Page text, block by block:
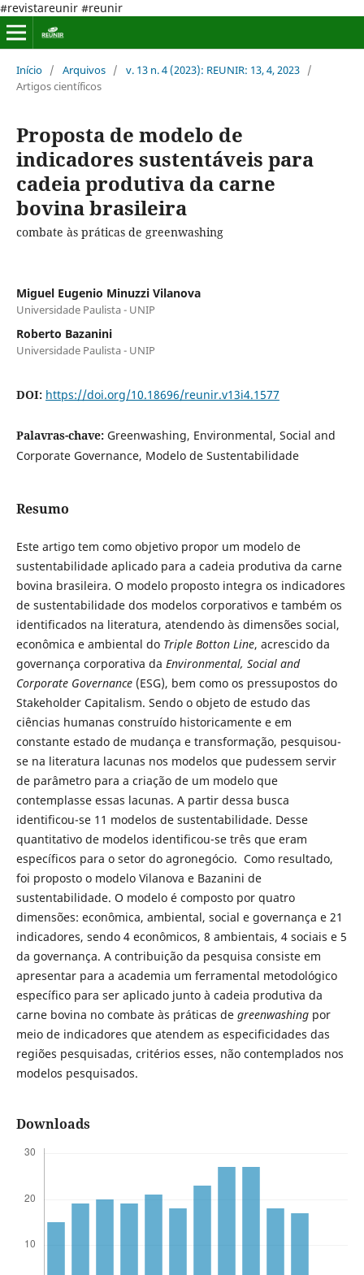
#revistareunir #reunir
Início / Arquivos / v. 13 n. 4 (2023): REUNIR: 13, 4, 2023 /
Artigos científicos
Proposta de modelo de
indicadores sustentáveis para
cadeia produtiva da carne
bovina brasileira
combate às práticas de greenwashing
Miguel Eugenio Minuzzi Vilanova
Universidade Paulista - UNIP
Roberto Bazanini
Universidade Paulista - UNIP
DOI: https://doi.org/10.18696/reunir.v13i4.1577
Palavras-chave: Greenwashing, Environmental, Social and
Corporate Governance, Modelo de Sustentabilidade
Resumo
Este artigo tem como objetivo propor um modelo de
sustentabilidade aplicado para a cadeia produtiva da carne
bovina brasileira. O modelo proposto integra os indicadores
de sustentabilidade dos modelos corporativos e também os
identificados na literatura, atendendo às dimensões social,
econômica e ambiental do Triple Botton Line, acrescido da
governança corporativa da Environmental, Social and
Corporate Governance(ESG), bem como os pressupostos do
Stakeholder Capitalism. Sendo o objeto de estudo das
ciências humanas construído historicamente e em
constante estado de mudança e transformação, pesquisou-
se na literatura lacunas nos modelos que pudessem servir
de parâmetro para a criação de um modelo que
contemplasse essas lacunas. A partir dessa busca
identificou-se 11 modelos de sustentabilidade. Desse
quantitativo de modelos identificou-se três que eram
específicos para o setor do agronegócio. Como resultado,
foi proposto o modelo Vilanova e Bazanini de
sustentabilidade. O modelo é composto por quatro
dimensões: econômica, ambiental, social e governança e 21
indicadores, sendo 4 econômicos, 8 ambientais, 4 sociais e 5
da governança. A contribuição da pesquisa consiste em
apresentar para a academia um ferramental metodológico
específico para ser aplicado junto à cadeia produtiva da
carne bovina no combate às práticas de greenwashingpor
meio de indicadores que atendem as especificidades das
regiões pesquisadas, critérios esses, não contemplados nos
modelos pesquisados.
Downloads